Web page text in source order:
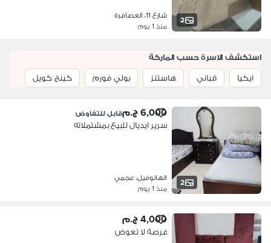
2
شارع 11، العصافرة
منذ 1 يوم
استكشف الاسرة حسب الماركة
ايكيا
قباني هاستنز بولي فورم كينج كويل
2
6,000 ج.م قابل للتفاوض
سرير ايديال للبيع بمشتملاته
الهانوفيل، عجمي
منذ 1 يوم
4,000 ج.م
فرصة لا تعوض